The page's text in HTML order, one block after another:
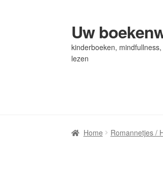
Ga
door
naar
Ga
naar
de
Uw
kinderboeken,
lezen
Home Romannetjes /